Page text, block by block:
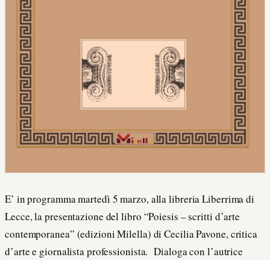
E’ in programma martedì 5 marzo, alla libreria Liberrima di
Lecce, la presentazione del libro “Poiesis – scritti d’arte
contemporanea” (edizioni Milella) di Cecilia Pavone, critica
d’arte e giornalista professionista. Dialoga con l’autrice